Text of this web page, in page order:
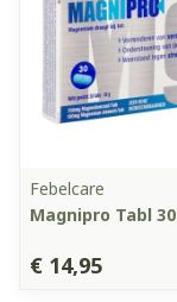
Febelcare
Magnipro Tabl 30
€ 14,95